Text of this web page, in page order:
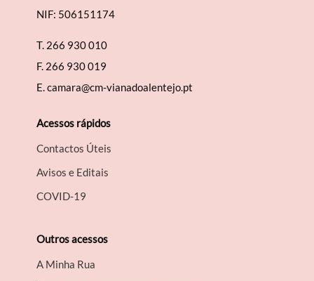
NIF: 506151174
T. 266 930 010
F. 266 930 019
E.camara@cm-vianadoalentejo.pt
Acessos rápidos
Contactos Úteis
Avisos e Editais
COVID-19
Outros acessos
A Minha Rua